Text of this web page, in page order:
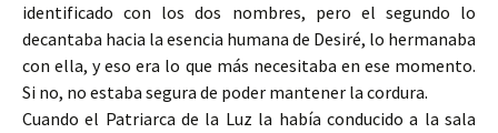
identificado con los dos nombres, pero el segundo lo
decantaba hacia la esencia humana de Desiré, lo hermanaba
con ella, y eso era lo que más necesitaba en ese momento.
Si no, no estaba segura de poder mantener la cordura.
Cuando el Patriarca de la Luz la había conducido a la sala